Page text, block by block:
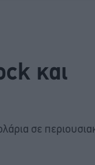
και
σε